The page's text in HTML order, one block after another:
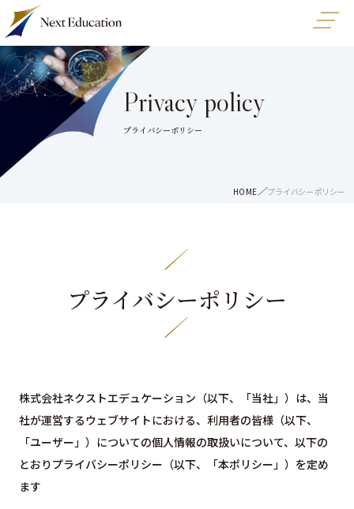
Privacy policy
プライバシーポリシー
HOME プライバシーポリシー
プライバシーポリシー
株式会社ネクストエデュケーション（以下、「当社」）は、当
社が運営するウェブサイトにおける、利用者の皆様（以下、
「ユーザー」）についての個人情報の取扱いについて、以下の
とおりプライバシーポリシー（以下、「本ポリシー」）を定め
ます